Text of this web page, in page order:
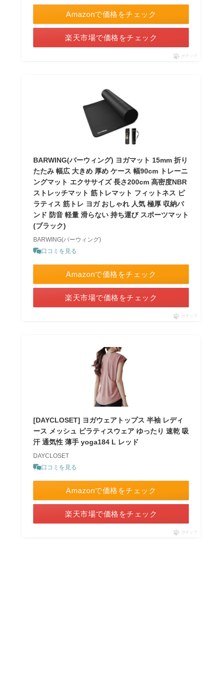
Amazonで価格をチェック
楽天市場で価格をチェック
ポチップ
BARWING(バーウィング) ヨガマット 15mm 折り
たたみ 幅広 大きめ 厚め ケース 幅90cm トレーニ
ングマット エクササイズ 長さ200cm 高密度NBR
ストレッチマット 筋トレマット フィットネス ピ
ラティス 筋トレ ヨガ おしゃれ 人気 極厚 収納バ
ンド 防音 軽量 滑らない 持ち運び スポーツマット
(ブラック)
BARWING(バーウィング)
口コミを見る
Amazonで価格をチェック
楽天市場で価格をチェック
ポチップ
[DAYCLOSET] ヨガウェアトップス 半袖 レディ
ース メッシュ ピラティスウェア ゆったり 速乾 吸
汗 通気性 薄手 yoga184 L レッド
DAYCLOSET
口コミを見る
Amazonで価格をチェック
楽天市場で価格をチェック
ポチップ